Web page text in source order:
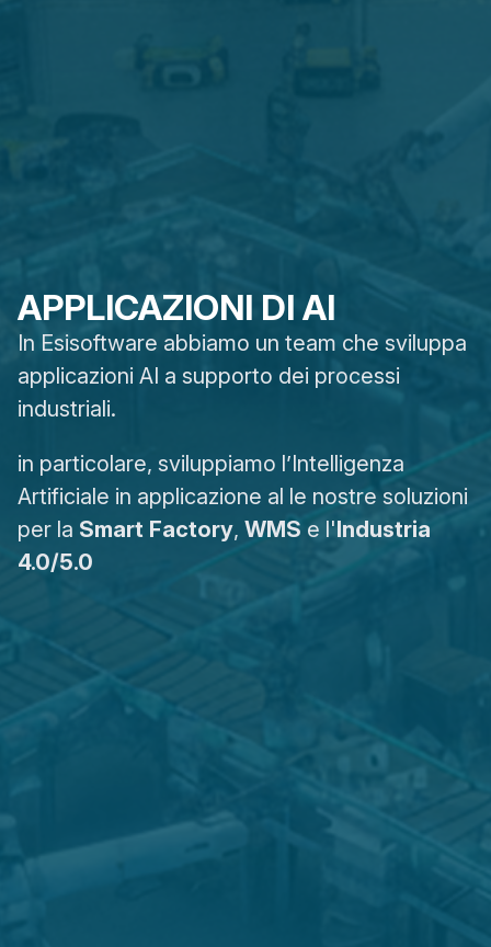
APPLICAZIONI DI AI
In Esisoftware abbiamo un team che sviluppa
applicazioni AI a supporto dei processi
industriali.
in particolare, sviluppiamo l’Intelligenza
Artificiale in applicazione al le nostre soluzioni
per la Smart Factory, WMS e l'Industria
4.0/5.0